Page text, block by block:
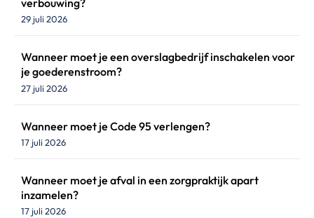
29 juli 2026
Wanneer moet je een overslagbedrijf inschakelen voor
je goederenstroom?
27 juli 2026
Wanneer moet je Code 95 verlengen?
17 juli 2026
Wanneer moet je afval in een zorgpraktijk apart
inzamelen?
17 juli 2026